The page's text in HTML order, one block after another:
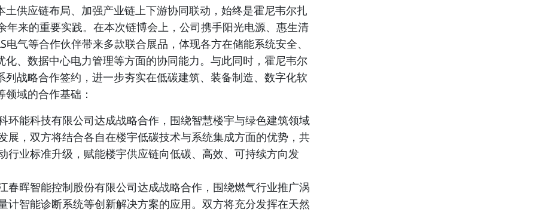
土供应链布局、加强产业链上下游协同联动，始终是霍尼韦尔扎
年来的重要实践。在本次链博会上，公司携手阳光电源、惠生清
电气等合作伙伴带来多款联合展品，体现各方在储能系统安全、
化、数据中心电力管理等方面的协同能力。与此同时，霍尼韦尔
列战略合作签约，进一步夯实在低碳建筑、装备制造、数字化软
领域的合作基础：
环能科技有限公司达成战略合作，围绕智慧楼宇与绿色建筑领域
展，双方将结合各自在楼宇低碳技术与系统集成方面的优势，共
行业标准升级，赋能楼宇供应链向低碳、高效、可持续方向发
春晖智能控制股份有限公司达成战略合作，围绕燃气行业推广涡
计智能诊断系统等创新解决方案的应用。双方将充分发挥在天然